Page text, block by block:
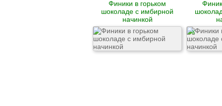
Натуральные
бальзамы
Натуральные
дезодоранты
Натуральные
шампуни и
кондиционеры
Финики в горьком
шоколаде с имбирной
начинкой
X